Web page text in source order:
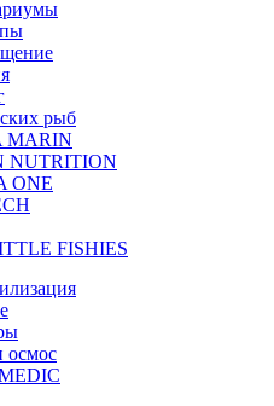
рыб
MARIN
NUTRITION
ONE
FISHIES
осмос